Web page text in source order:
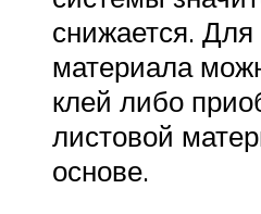
снижается.
материала
клей либо
листовой
основе.